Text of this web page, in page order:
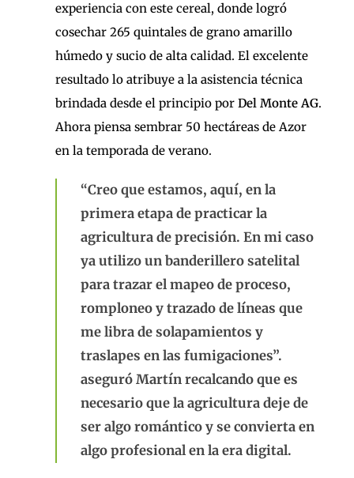
experiencia con este cereal, donde logró
cosechar 265 quintales de grano amarillo
húmedo y sucio de alta calidad. El excelente
resultado lo atribuye a la asistencia técnica
brindada desde el principio por Del Monte AG.
Ahora piensa sembrar 50 hectáreas de Azor
en la temporada de verano.
“Creo que estamos, aquí, en la
primera etapa de practicar la
agricultura de precisión. En mi caso
ya utilizo un banderillero satelital
para trazar el mapeo de proceso,
romploneo y trazado de líneas que
me libra de solapamientos y
traslapes en las fumigaciones”.
aseguró Martín recalcando que es
necesario que la agricultura deje de
ser algo romántico y se convierta en
algo profesional en la era digital.